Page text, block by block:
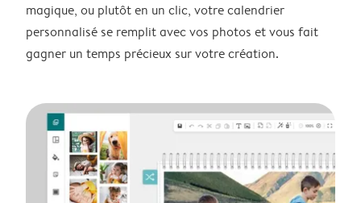
magique, ou plutôt en un clic, votre calendrier
personnalisé se remplit avec vos photos et vous fait
gagner un temps précieux sur votre création.